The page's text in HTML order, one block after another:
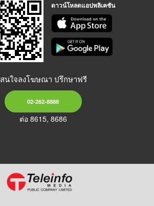
ดาวน์โหลดแอปพลิเคชัน
สนใจลงโฆษณา ปรึกษาฟรี
02-262-8888
ต่อ 8615, 8686